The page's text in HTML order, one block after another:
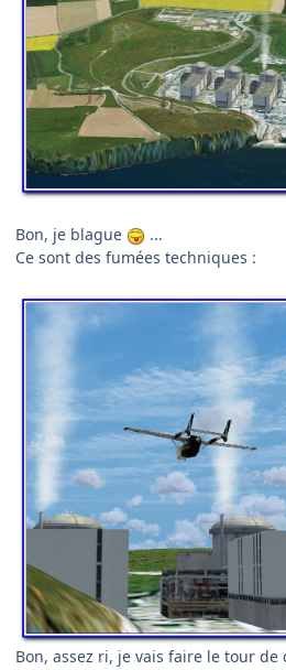
Bon, je blague
...
Ce sont des fumées techniques :
Bon, assez ri, je vais faire le tour de